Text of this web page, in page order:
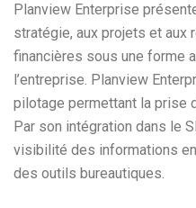
Planview Enterprise
stratégie, aux projets et aux
financières sous une forme
l’entreprise. Planview
pilotage permettant la prise
Par son intégration dans le
visibilité des informations
des outils bureautiques.